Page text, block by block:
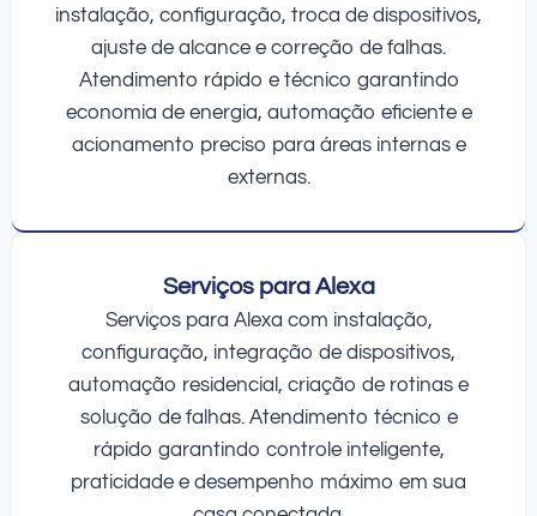
instalação, configuração, troca de dispositivos,
ajuste de alcance e correção de falhas.
Atendimento rápido e técnico garantindo
economia de energia, automação eficiente e
acionamento preciso para áreas internas e
externas.
Serviços para Alexa
Serviços para Alexa com instalação,
configuração, integração de dispositivos,
automação residencial, criação de rotinas e
solução de falhas. Atendimento técnico e
rápido garantindo controle inteligente,
praticidade e desempenho máximo em sua